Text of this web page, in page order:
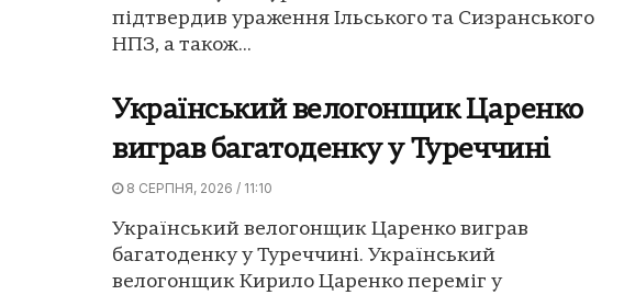
підтвердив ураження Ільського та Сизранського
НПЗ, а також...
Український велогонщик Царенко
виграв багатоденку у Туреччині
8 СЕРПНЯ, 2026 / 11:10
Український велогонщик Царенко виграв
багатоденку у Туреччині. Український
велогонщик Кирило Царенко переміг у